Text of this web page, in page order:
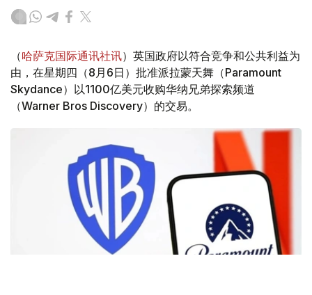
（哈萨克国际通讯社讯）英国政府以符合竞争和公共利益为
由，在星期四（8月6日）批准派拉蒙天舞（Paramount
Skydance）以1100亿美元收购华纳兄弟探索频道
（Warner Bros Discovery）的交易。